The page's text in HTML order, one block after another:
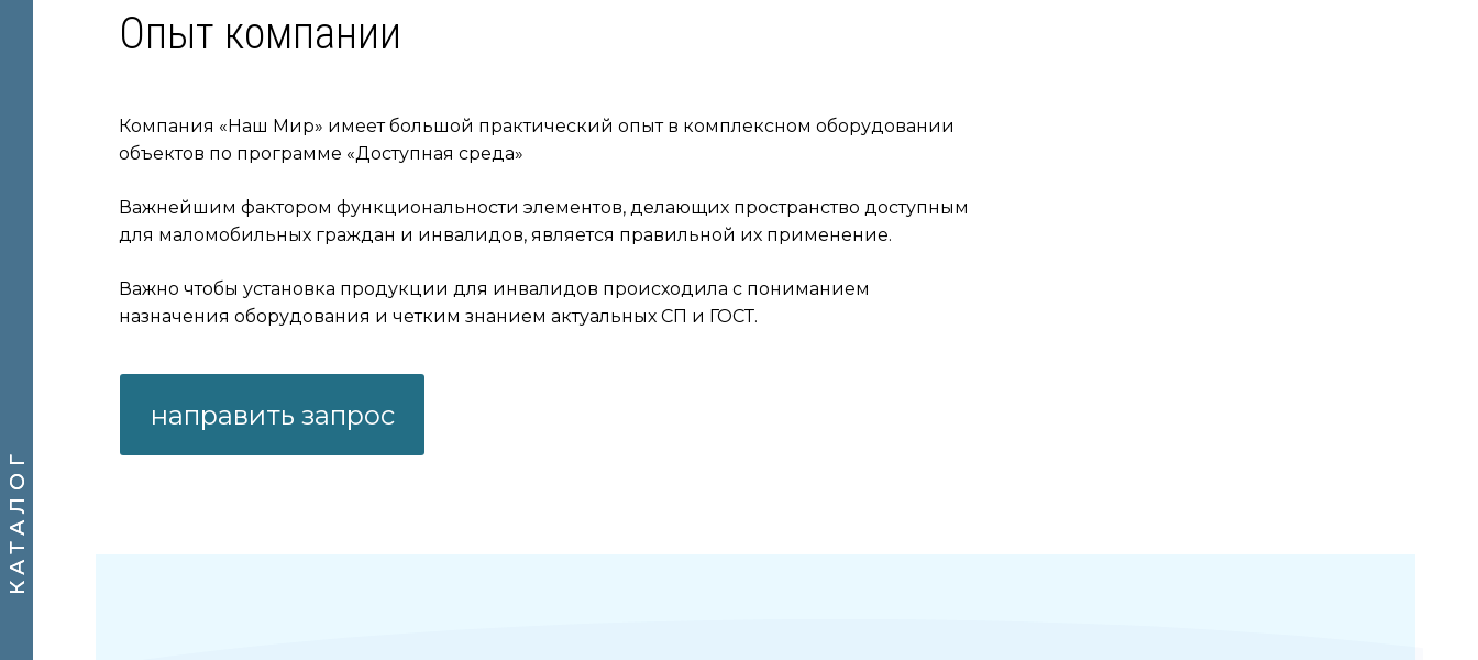
КАТАЛОГ
Опыт компании
Компания «Наш Мир» имеет большой практический опыт в комплексном оборудовании
объектов по программе «Доступная среда»
Важнейшим фактором функциональности элементов, делающих пространство доступным
для маломобильных граждан и инвалидов, является правильной их применение.
Важно чтобы установка продукции для инвалидов происходила с пониманием
назначения оборудования и четким знанием актуальных СП и ГОСТ.
направить запрос